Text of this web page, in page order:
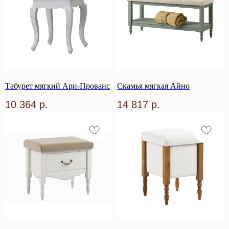
Табурет мягкий Ари-Прованс
10 364 р.
Скамья мягкая Айно
14 817 р.